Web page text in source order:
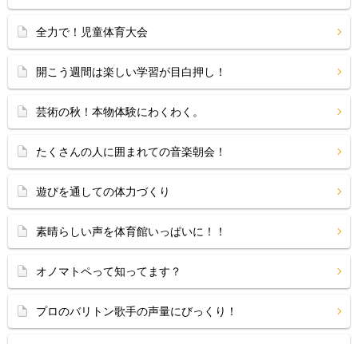
全力で！児童体育大会
開こう週間は楽しい学習が目白押し！
芸術の秋！本物体験にわくわく。
たくさんの人に囲まれての音楽朝会！
遊びを通しての体力づくり
素晴らしい声を体育館いっぱいに！！
オノマトペって知ってます？
プロのバリトン歌手の声量にびっくり！